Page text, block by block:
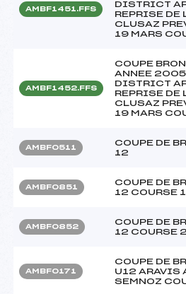
AMBF1451.FFS
DISTRICT
REPRISE DE
CLUSAZ
19 MARS
AMBF1452.FFS
COUPE
ANNEE 2005
DISTRICT
REPRISE DE
CLUSAZ
19 MARS
AMBF0511
COUPE DE
12
AMBF0851
COUPE DE
12 COURSE 1
AMBF0852
COUPE DE
12 COURSE 2
AMBF0171
COUPE DE
U12 ARAVIS
SEMNOZ